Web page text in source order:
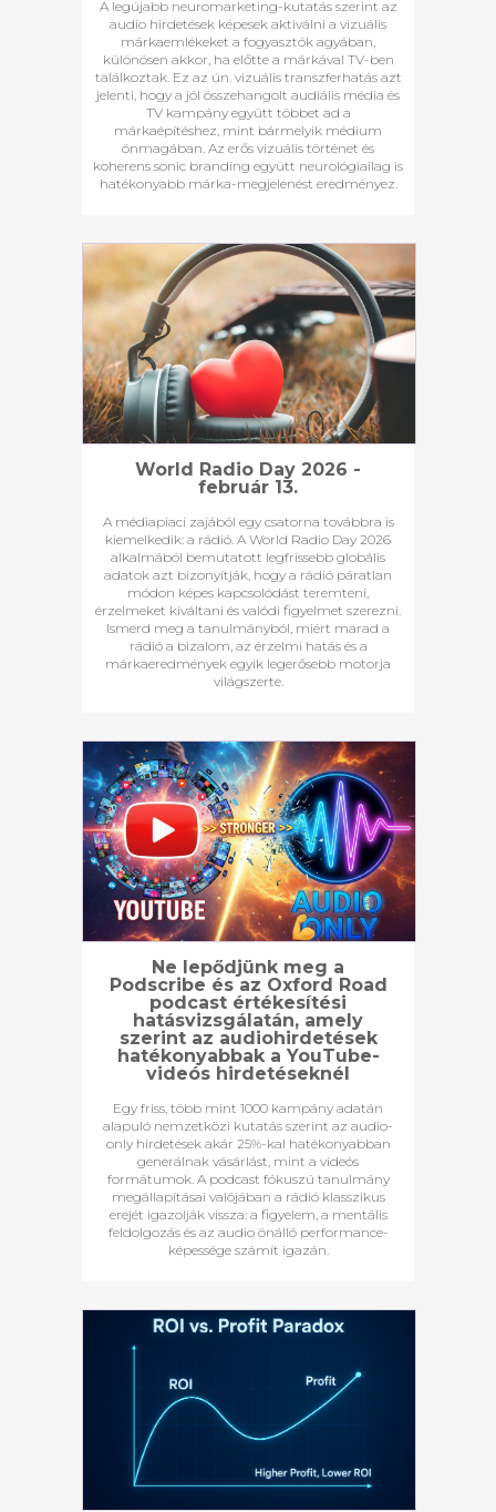
A legújabb neuromarketing-kutatás szerint az
audio hirdetések képesek aktiválni a vizuális
márkaemlékeket a fogyasztók agyában,
különösen akkor, ha előtte a márkával TV-ben
találkoztak. Ez az ún. vizuális transzferhatás azt
jelenti, hogy a jól összehangolt audiális média és
TV kampány együtt többet ad a
márkaépítéshez, mint bármelyik médium
önmagában. Az erős vizuális történet és
koherens sonic branding együtt neurológiailag is
hatékonyabb márka-megjelenést eredményez.
World Radio Day 2026 -
február 13.
A médiapiaci zajából egy csatorna továbbra is
kiemelkedik: a rádió. A World Radio Day 2026
alkalmából bemutatott legfrissebb globális
adatok azt bizonyítják, hogy a rádió páratlan
módon képes kapcsolódást teremteni,
érzelmeket kiváltani és valódi figyelmet szerezni.
Ismerd meg a tanulmányból, miért marad a
rádió a bizalom, az érzelmi hatás és a
márkaeredmények egyik legerősebb motorja
világszerte.
Ne lepődjünk meg a
Podscribe és az Oxford Road
podcast értékesítési
hatásvizsgálatán, amely
szerint az audiohirdetések
hatékonyabbak a YouTube-
videós hirdetéseknél
Egy friss, több mint 1000 kampány adatán
alapuló nemzetközi kutatás szerint az audio-
only hirdetések akár 25%-kal hatékonyabban
generálnak vásárlást, mint a videós
formátumok. A podcast fókuszú tanulmány
megállapításai valójában a rádió klasszikus
erejét igazolják vissza: a figyelem, a mentális
feldolgozás és az audio önálló performance-
képessége számít igazán.